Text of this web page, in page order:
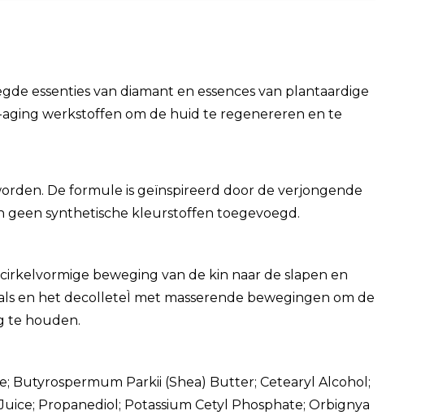
essenties van diamant en essences van plantaardige
werkstoffen om de huid te regenereren en te
De formule is geïnspireerd door de verjongende
geen synthetische kleurstoffen toegevoegd.
beweging van de kin naar de slapen en
en het decolleteÌ met masserende bewegingen om de
te houden.
Butyrospermum Parkii (Shea) Butter; Cetearyl Alcohol;
Propanediol; Potassium Cetyl Phosphate; Orbignya